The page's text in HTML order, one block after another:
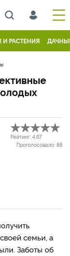
И РАСТЕНИЯ
Рейтинг: 4.67
Проголосовало: 88
семьи, а
Заботы об